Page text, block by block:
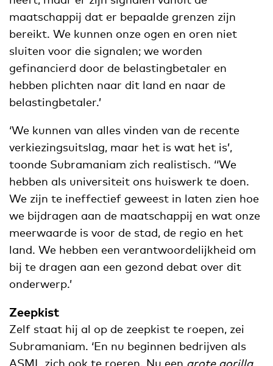
maatschappij dat er bepaalde grenzen zijn
bereikt. We kunnen onze ogen en oren niet
sluiten voor die signalen; we worden
gefinancierd door de belastingbetaler en
hebben plichten naar dit land en naar de
belastingbetaler.’
‘We kunnen van alles vinden van de recente
verkiezingsuitslag, maar het is wat het is’,
toonde Subramaniam zich realistisch. ‘‘We
hebben als universiteit ons huiswerk te doen.
We zijn te ineffectief geweest in laten zien hoe
we bijdragen aan de maatschappij en wat onze
meerwaarde is voor de stad, de regio en het
land. We hebben een verantwoordelijkheid om
bij te dragen aan een gezond debat over dit
onderwerp.’
Zeepkist
Zelf staat hij al op de zeepkist te roepen, zei
Subramaniam. ‘En nu beginnen bedrijven als
ASML zich ook te roeren. Nu een grote gorilla